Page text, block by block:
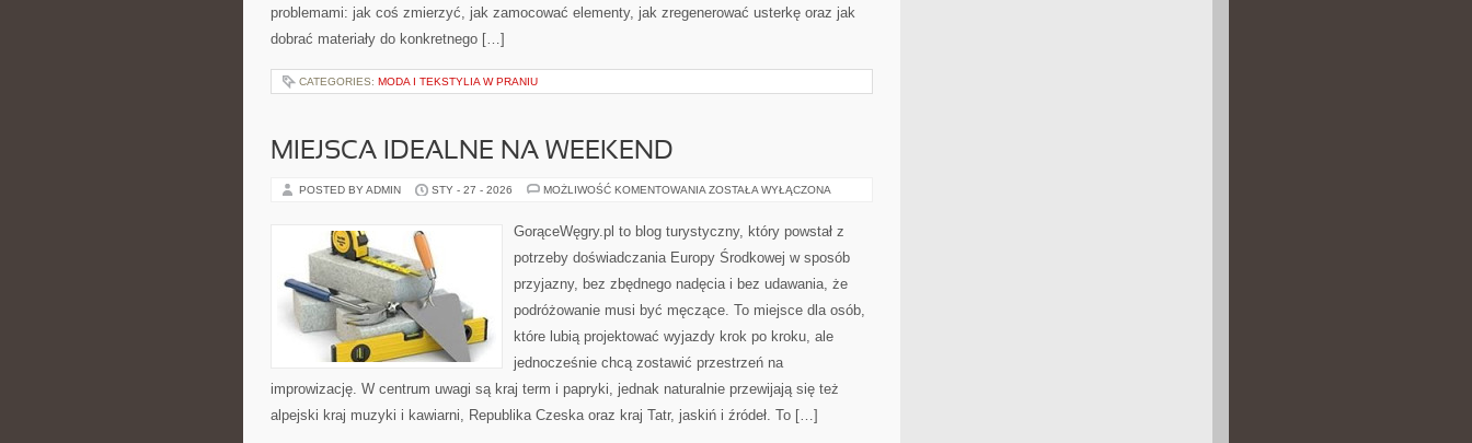
problemami: jak coś zmierzyć, jak zamocować elementy, jak zregenerować usterkę oraz jak
dobrać materiały do konkretnego […]
CATEGORIES: MODA I TEKSTYLIA W PRANIU
MIEJSCA IDEALNE NA WEEKEND
POSTED BY ADMIN STY - 27 - 2026 MOŻLIWOŚĆ KOMENTOWANIA MIEJSCA
WEEKEND
ZOSTAŁA WYŁĄCZONA
GorąceWęgry.pl to blog turystyczny, który powstał z
potrzeby doświadczania Europy Środkowej w sposób
przyjazny, bez zbędnego nadęcia i bez udawania, że
podróżowanie musi być męczące. To miejsce dla osób,
które lubią projektować wyjazdy krok po kroku, ale
jednocześnie chcą zostawić przestrzeń na
improwizację. W centrum uwagi są kraj term i papryki, jednak naturalnie przewijają się też
alpejski kraj muzyki i kawiarni, Republika Czeska oraz kraj Tatr, jaskiń i źródeł. To […]